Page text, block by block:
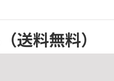
（送料無料）